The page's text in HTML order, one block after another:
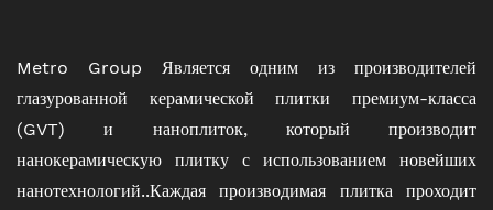
Metro Group Является одним из производителей
глазурованной керамической плитки премиум-класса
(GVT) и наноплиток, который производит
нанокерамическую плитку с использованием новейших
нанотехнологий..Каждая производимая плитка проходит